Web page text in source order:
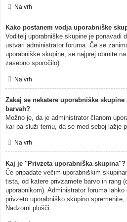
Na vrh
Kako postanem vodja uporabniške
Voditelj uporabniške skupine je ponavadi
ustvari administrator foruma. Če se
uporabniške skupine, se najprej obrnite
zasebno sporočilo).
Na vrh
Zakaj se nekatere uporabniške
barvah?
Možno je, da je administrator članom
kar pa služi temu, da se med seboj lažje
Na vrh
Kaj je "Privzeta uporabniška skupina"?
Če pripadate večim uporabniškim
tista, od katere privzamete barvo in rang
uporabnikom). Administrator foruma
privzeto uporabniško skupino
Nadzorni plošči.